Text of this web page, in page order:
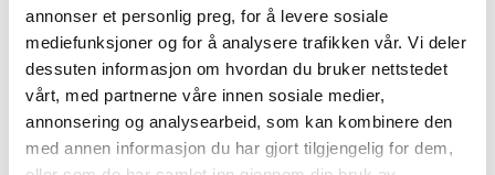
annonser et personlig preg, for å levere sosiale
mediefunksjoner og for å analysere trafikken vår. Vi deler
dessuten informasjon om hvordan du bruker nettstedet
vårt, med partnerne våre innen sosiale medier,
annonsering og analysearbeid, som kan kombinere den
med annen informasjon du har gjort tilgjengelig for dem,
VICTRON Phoenix Inverter 48V 250VA Ren sinus
Inverter av mycket hög kvalitet från välkända Victron. Ger en
re..
mer info
Får endast installeras av ett auktoriserat installatör